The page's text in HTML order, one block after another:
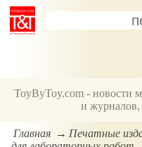
ToyByToy.com - новости
и журналов,
Главная Печатные